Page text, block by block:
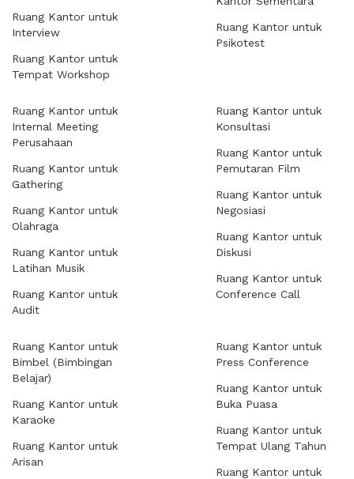
Ruang Kantor untuk
Interview
Ruang Kantor untuk
Tempat Workshop
Ruang Kantor untuk
Psikotest
Ruang Kantor untuk
Internal Meeting
Perusahaan
Ruang Kantor untuk
Gathering
Ruang Kantor untuk
Olahraga
Ruang Kantor untuk
Latihan Musik
Ruang Kantor untuk
Audit
Ruang Kantor untuk
Konsultasi
Ruang Kantor untuk
Pemutaran Film
Ruang Kantor untuk
Negosiasi
Ruang Kantor untuk
Diskusi
Ruang Kantor untuk
Conference Call
Ruang Kantor untuk
Bimbel (Bimbingan
Belajar)
Ruang Kantor untuk
Karaoke
Ruang Kantor untuk
Arisan
Ruang Kantor untuk
Press Conference
Ruang Kantor untuk
Buka Puasa
Ruang Kantor untuk
Tempat Ulang Tahun
Ruang Kantor untuk